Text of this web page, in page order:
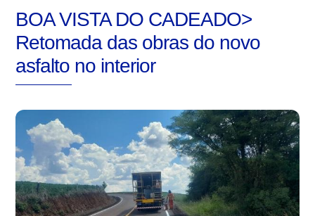
BOA VISTA DO CADEADO>
Retomada das obras do novo
asfalto no interior